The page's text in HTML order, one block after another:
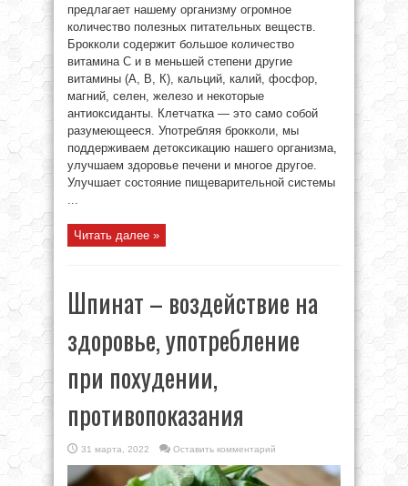
предлагает нашему организму огромное
количество полезных питательных веществ.
Брокколи содержит большое количество
витамина С и в меньшей степени другие
витамины (А, В, К), кальций, калий, фосфор,
магний, селен, железо и некоторые
антиоксиданты. Клетчатка — это само собой
разумеющееся. Употребляя брокколи, мы
поддерживаем детоксикацию нашего организма,
улучшаем здоровье печени и многое другое.
Улучшает состояние пищеварительной системы
...
Читать далее »
Шпинат – воздействие на
здоровье, употребление
при похудении,
противопоказания
31 марта, 2022 Оставить комментарий